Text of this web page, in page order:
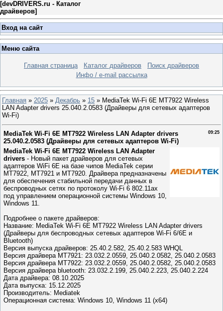
[devDRIVERS.ru - Каталог
драйверов]
Вход на сайт
Меню сайта
Главная страница Каталог драйверов
Поиск драйверов
Инфо / e-mail рассылка
Главная » 2025 » Декабрь » 15 » MediaTek Wi-Fi 6E MT7922 Wireless
LAN Adapter drivers 25.040.2.0583 (Драйверы для сетевых адаптеров
Wi-Fi)
09:25
MediaTek Wi-Fi 6E MT7922 Wireless LAN Adapter drivers
25.040.2.0583 (Драйверы для сетевых адаптеров Wi-Fi)
MediaTek Wi-Fi 6E MT7922 Wireless LAN Adapter
drivers - Новый пакет драйверов для сетевых
адаптеров WiFi 6E на базе чипов MediaTek серии
MT7922, MT7921 и MT7920. Драйвера предназначены
для обеспечения стабильной передачи данных в
беспроводных сетях по протоколу Wi-Fi 6 802.11ax
под управлением операционной системы Windows 10,
Windows 11.
Подробнее о пакете драйверов:
Название: MediaTek Wi-Fi 6E MT7922 Wireless LAN Adapter drivers
(Драйверы для беспроводных сетевых адаптеров Wi-Fi 6/6E и
Bluetooth)
Версия выпуска драйверов: 25.40.2.582, 25.40.2.583 WHQL
Версия драйвера MT7921: 23.032.2.0559, 25.040.2.0582, 25.040.2.0583
Версия драйвера MT7922: 23.032.2.0559, 25.040.2.0582, 25.040.2.0583
Версия драйвера bluetooth: 23.032.2.199, 25.040.2.223, 25.040.2.224
Дата драйвера: 08.10.2025
Дата выпуска: 15.12.2025
Производитель: Mediatek
Операционная система: Windows 10, Windows 11 (x64)